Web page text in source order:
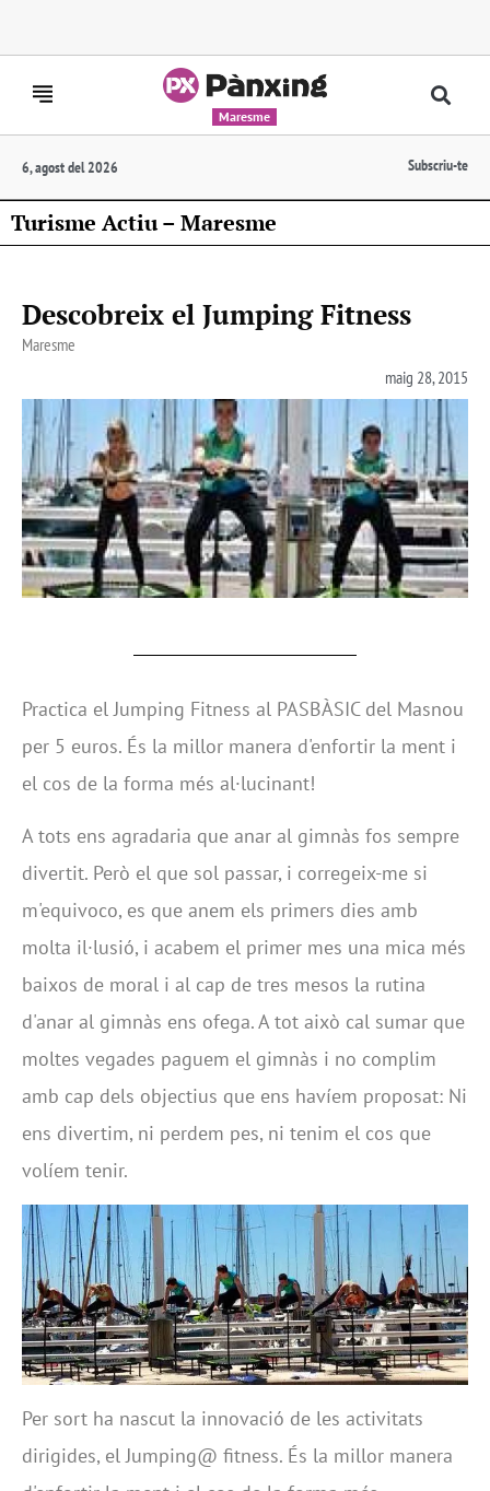
Maresme
6, agost del 2026 Subscriu-te
Turisme Actiu – Maresme
Descobreix el Jumping Fitness
Maresme
maig 28, 2015
Practica el Jumping Fitness al PASBÀSIC del Masnou
per 5 euros. És la millor manera d'enfortir la ment i
el cos de la forma més al·lucinant!
A tots ens agradaria que anar al gimnàs fos sempre
divertit. Però el que sol passar, i corregeix-me si
m'equivoco, es que anem els primers dies amb
molta il·lusió, i acabem el primer mes una mica més
baixos de moral i al cap de tres mesos la rutina
d'anar al gimnàs ens ofega. A tot això cal sumar que
moltes vegades paguem el gimnàs i no complim
amb cap dels objectius que ens havíem proposat: Ni
ens divertim, ni perdem pes, ni tenim el cos que
volíem tenir.
Per sort ha nascut la innovació de les activitats
dirigides, el Jumping@ fitness. És la millor manera